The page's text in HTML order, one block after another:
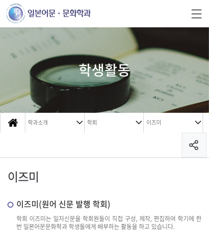
학생활동
학과소개 학회 이즈미
이즈미
이즈미(원어 신문 발행 학회)
학회 이즈미는 일자신문을 학회원들이 직접 구성, 제작, 편집하여 학기에 한
번 일본어문문화학과 학생들에게 배부하는 활동을 하고 있습니다.